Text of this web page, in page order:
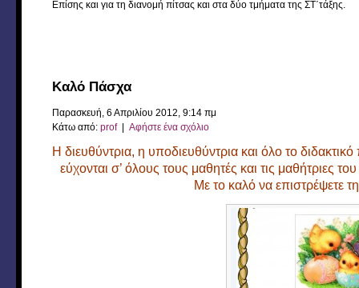
Επίσης και για τη διανομή πίτσας και στα δύο τμήματα της ΣΤ΄τάξης.
Καλό Πάσχα
Παρασκευή, 6 Απριλίου 2012, 9:14 πμ
Κάτω από: prof| Αφήστε ένα σχόλιο
Η διευθύντρια, η υποδιευθύντρια και όλο το
εύχονται σ’ όλους τους μαθητές και τις μαθήτριες
Με το καλό να επιστρέψετε